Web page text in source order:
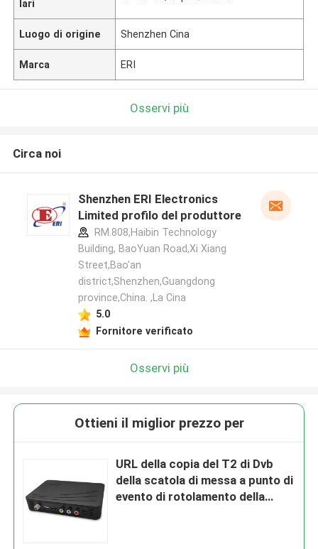
lari
Luogo di origine Shenzhen Cina
Marca ERI
Osservi più
Circa noi
Shenzhen ERI Electronics
Limited profilo del produttore
RM.808,Haibin Technology
Building, BaoYuan Road,Xi Xiang
Street,Bao'an
district,Shenzhen,Guangdong
province,China. ,La Cina
5.0
Fornitore verificato
Osservi più
Ottieni il miglior prezzo per
URL della copia del T2 di Dvb
della scatola di messa a punto di
evento di rotolamento della